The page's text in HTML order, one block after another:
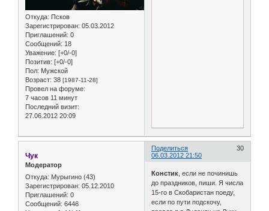
Откуда: Псков
Зарегистрирован: 05.03.2012
Приглашений: 0
Сообщений: 18
Уважение: [+0/-0]
Позитив: [+0/-0]
Пол: Мужской
Возраст: 38 [1987-11-28]
Провел на форуме:
7 часов 11 минут
Последний визит:
27.06.2012 20:09
Поделиться
30
06.03.2012 21:50
Чук
Модератор
Откуда: Мурыгино (43)
Зарегистрирован: 05.12.2010
Приглашений: 0
Сообщений: 6446
Констик , если не починишь
до праздников, пиши. Я числа
15-го в Скобаристан поеду,
если по пути подскочу,